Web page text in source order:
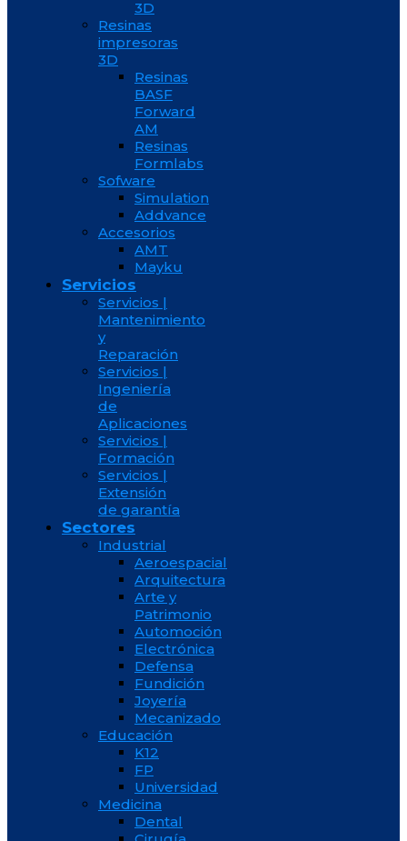
3D
Resinas
impresoras
3D
Resinas
BASF
Forward
AM
Resinas
Formlabs
Sofware
Simulation
Addvance
Accesorios
AMT
Mayku
Servicios
Servicios |
Mantenimiento
y
Reparación
Servicios |
Ingeniería
de
Aplicaciones
Servicios |
Formación
Servicios |
Extensión
de garantía
Sectores
Industrial
Aeroespacial
Arquitectura
Arte y
Patrimonio
Automoción
Electrónica
Defensa
Fundición
Joyería
Mecanizado
Educación
K12
FP
Universidad
Medicina
Dental